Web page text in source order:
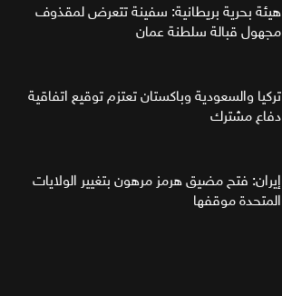
هيئة بحرية بريطانية: سفينة تتعرض لمقذوف
مجهول قبالة سلطنة عمان
تركيا والسعودية وباكستان تعتزم توقيع اتفاقية
دفاع مشترك
إيران: فتح مضيق هرمز مرهون بتغيير الولايات
المتحدة موقفها